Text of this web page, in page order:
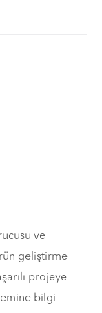
ve
geliştirme
projeye
bilgi